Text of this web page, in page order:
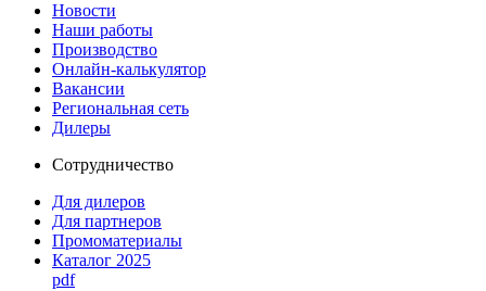
Новости
Наши работы
Производство
Онлайн-калькулятор
Вакансии
Региональная сеть
Дилеры
Сотрудничество
Для дилеров
Для партнеров
Промоматериалы
Каталог 2025
pdf